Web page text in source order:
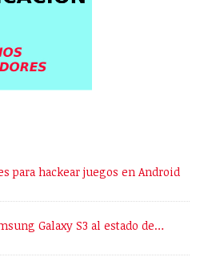
para hackear juegos en Android
Galaxy S3 al estado de…